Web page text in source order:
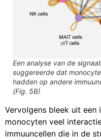
Een analyse van de
suggereerde dat
hadden op andere
(Fig. 5B)
Vervolgens bleek uit
monocyten veel
immuuncellen die in de